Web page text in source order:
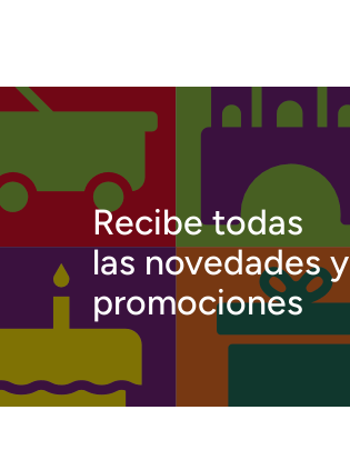
Recibe todas
las novedades y
promociones